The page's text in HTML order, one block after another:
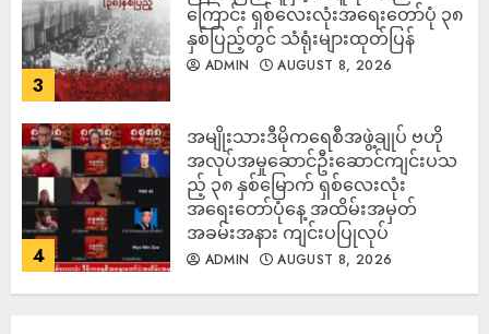
3
ကြောင်း ရှစ်လေးလုံးအရေးတော်ပုံ ၃၈
နှစ်ပြည့်တွင် သံရုံးများထုတ်ပြန်
ADMIN AUGUST 8, 2026
4
အမျိုးသားဒီမိုကရေစီအဖွဲ့ချုပ် ဗဟို
အလုပ်အမှုဆောင်ဦးဆောင်ကျင်းပသ
ည့် ၃၈ နှစ်မြောက် ရှစ်လေးလုံး
အရေးတော်ပုံနေ့ အထိမ်းအမှတ်
အခမ်းအနား ကျင်းပပြုလုပ်
ADMIN AUGUST 8, 2026